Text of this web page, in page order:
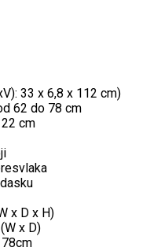
33 x 6,8 x 112 cm)
62 do 78 cm
cm
x D x H)
x D)